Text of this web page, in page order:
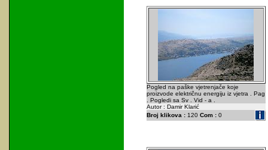
Pogled na paške vjetrenjače koje
proizvode električnu energiju iz vjetra . Pag
. Pogledi sa Sv . Vid - a .
Autor : Damir Klarić
Broj klikova :120 Com :0